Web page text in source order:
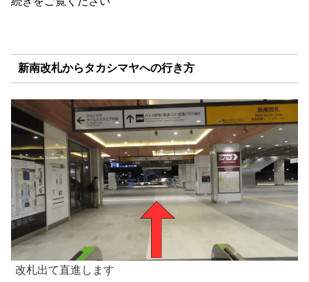
新南改札からタカシマヤへの行き方
改札出て直進します